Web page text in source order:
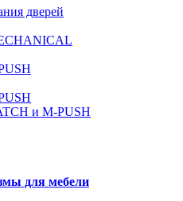
дверей
и M-PUSH
для мебели